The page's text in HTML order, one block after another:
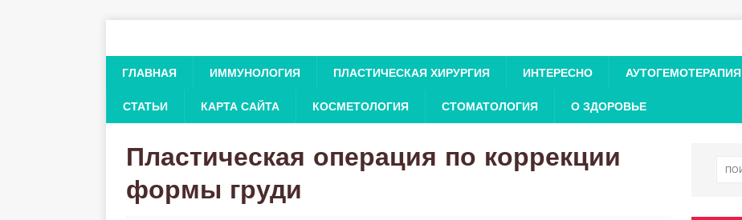
ГЛАВНАЯ ИММУНОЛОГИЯ ПЛАСТИЧЕСКАЯ ХИРУРГИЯ ИНТЕРЕСНО АУТОГЕМОТЕРАПИЯ
СТАТЬИ КАРТА САЙТА КОСМЕТОЛОГИЯ СТОМАТОЛОГИЯ О ЗДОРОВЬЕ
Пластическая операция по коррекции
формы груди